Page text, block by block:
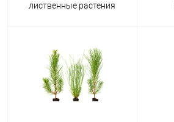
лиственные растения